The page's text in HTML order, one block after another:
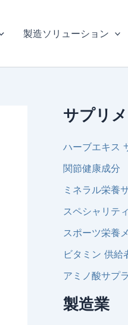
製造ソリューション
サプリ
ハーブエキス
関節健康成分
ミネラル栄養
スペシャリテ
スポーツ栄養
ビタミン 供給
アミノ酸サプ
製造業